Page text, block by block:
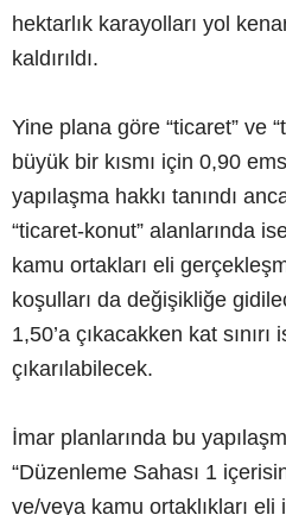
hektarlık karayolları yol
kaldırıldı.
Yine plana göre “ticaret” ve
büyük bir kısmı için 0,90
yapılaşma hakkı tanındı
“ticaret-konut” alanlarında
kamu ortakları eli
koşulları da değişikliğe
1,50’a çıkacakken kat
çıkarılabilecek.
İmar planlarında bu
“Düzenleme Sahası 1
ve/veya kamu ortaklıkları